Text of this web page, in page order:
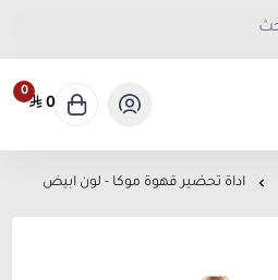
0
0
اداة تحضير قهوة موكا - لون ابيض